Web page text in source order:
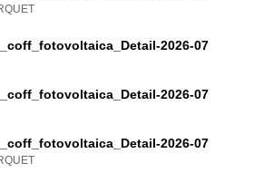
2026-07
2026-07
2026-07